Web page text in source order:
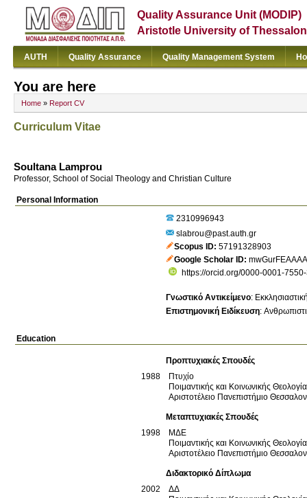
Quality Assurance Unit (MODIP)
Aristotle University of
AUTH Quality Assurance Quality Management System
You are here
Home » Report CV
Curriculum Vitae
Soultana Lamprou
Professor, School of Social Theology and Christian Culture
Personal Information
2310996943
slabrou@past.auth.gr
Scopus ID 57191328903
Google Scholar ID
https://orcid.org/0000-0001-
Γνωστικό Αντικείμενο:
Επιστημονική Ειδίκευση:
Education
Προπτυχιακές Σπουδές
1988
Πτυχίο
Ποιμαντικής και Κοινωνικής
Αριστοτέλειο Πανεπιστήμιο
Μεταπτυχιακές Σπουδές
1998
ΜΔΕ
Ποιμαντικής και Κοινωνικής
Αριστοτέλειο Πανεπιστήμιο
Διδακτορικό Δίπλωμα
2002
ΔΔ